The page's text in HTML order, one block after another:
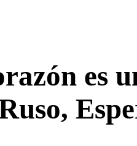
es